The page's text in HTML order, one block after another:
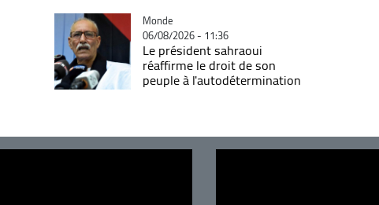
Catégorie
Monde
06/08/2026 - 11:36
Le président sahraoui
réaffirme le droit de son
peuple à l'autodétermination